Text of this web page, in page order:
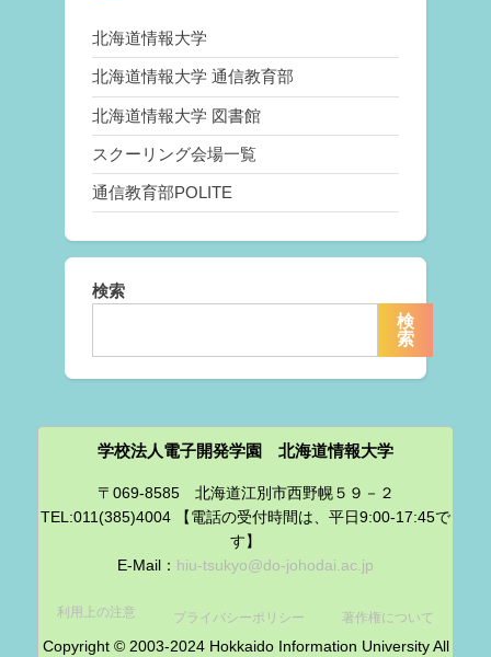
北海道情報大学
北海道情報大学 通信教育部
北海道情報大学 図書館
スクーリング会場一覧
通信教育部POLITE
検索
検
索
学校法人電子開発学園 北海道情報大学
〒069-8585 北海道江別市西野幌５９－２
TEL:011(385)4004 【電話の受付時間は、平日9:00-17:45で
す】
E-Mail： hiu-tsukyo@do-johodai.ac.jp
利用上の注意 プライバシーポリシー 著作権について
Copyright © 2003-2024 Hokkaido Information University All